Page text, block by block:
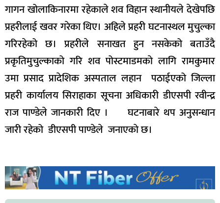
गागन खोलाकिनारमा रहेकाले शव विहान स्थानीयले देखेपछि
प्रहरीलाई खवर गरेका थिए। अहिले प्रहरी घटनास्थल मुचुल्का
गरिरहेको छ। प्रहरीले सनाखत हुन नसकेको बताउँदै
प्रकृतिमुचुल्काको गरि शव पोस्टमाडमकाे लागि रामकुमार
उमा प्रसाद प्रादेशिक अस्पताल लहान पठाईएको जिल्ला
प्रहरी कार्यालय सिराहाका सूचना अधिकारी डीएसपी रवीन्द्र
राज पाण्डेले जानकारी दिए । घटनाबारे थप अनुसन्धान
जारी रहेको डीएसपी पाण्डेले जनाएकाे छ।